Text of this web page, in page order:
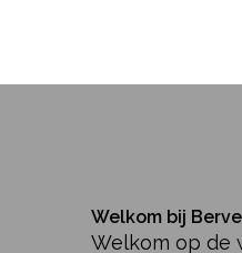
Welkom bij
Welkom op de